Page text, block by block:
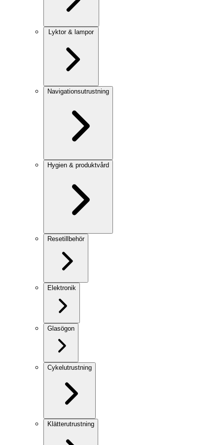
Lyktor & lampor
Navigationsutrustning
Hygien & produktvård
Resetillbehör
Elektronik
Glasögon
Cykelutrustning
Klätterutrustning